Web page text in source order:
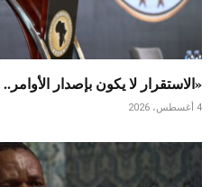
«الاستقرار لا يكون بإصدار
4 أغسطس، 2026